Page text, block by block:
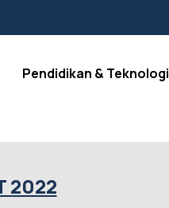
Pendidikan & Teknologi
2022